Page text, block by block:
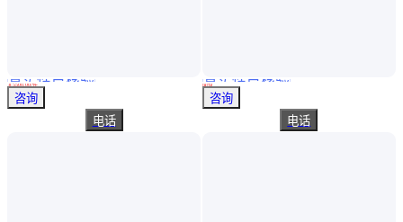
北劳20型02 单气路恒流粉尘采样器 流量5-30l/min 总尘和呼尘采样
真实性已核验
￥5500.00/件
天津
咨询
电话
【单点海流计(小阔龙)】小阔龙 深水小阔龙 流速仪
真实性已核验
面议
山东青岛
咨询
电话